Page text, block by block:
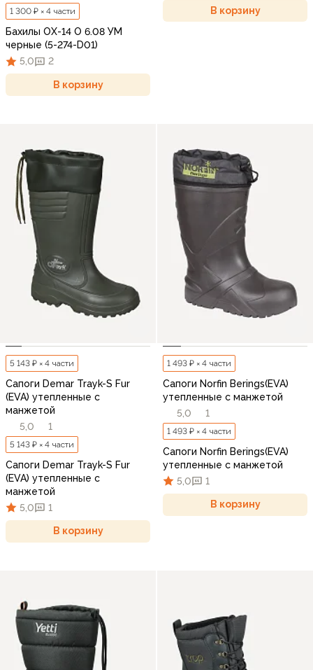
1 300 ₽ × 4 части
Бахилы ОХ-14 О 6.08 УМ
черные (5-274-D01)
5,0
2
В корзину
В корзину
5 143 ₽ × 4 части
Сапоги Demar Trayk-S Fur
(EVA) утепленные с
манжетой
5,0
1
5 143 ₽ × 4 части
Сапоги Demar Trayk-S Fur
(EVA) утепленные с
манжетой
5,0
1
В корзину
1 493 ₽ × 4 части
Сапоги Norfin Berings(EVA)
утепленные с манжетой
5,0
1
1 493 ₽ × 4 части
Сапоги Norfin Berings(EVA)
утепленные с манжетой
5,0
1
В корзину